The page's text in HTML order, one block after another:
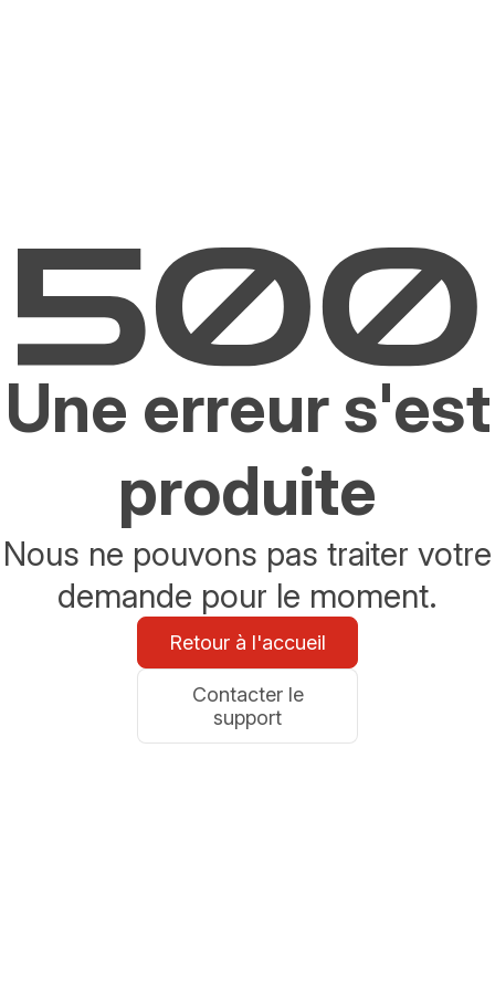
Une erreur s'est
produite
Nous ne pouvons pas traiter votre
demande pour le moment.
Retour à l'accueil
Contacter le
support